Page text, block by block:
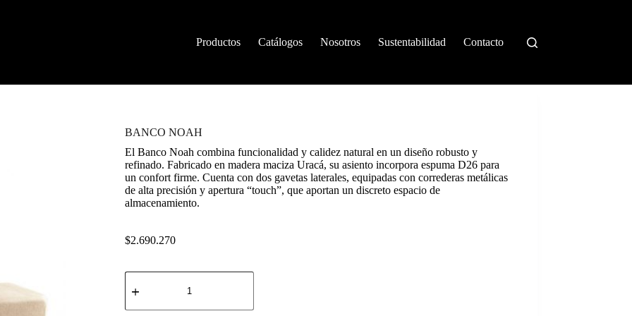
Productos
Catálogos Nosotros Sustentabilidad Contacto
BANCO NOAH
El Banco Noah combina funcionalidad y calidez natural en un diseño robusto y
refinado. Fabricado en madera maciza Uracá, su asiento incorpora espuma D26 para
un confort firme. Cuenta con dos gavetas laterales, equipadas con correderas metálicas
de alta precisión y apertura “touch”, que aportan un discreto espacio de
almacenamiento.
$2.690.270
BANCO
NOAH